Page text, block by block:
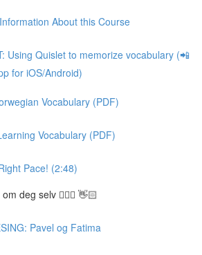
About this Course
Using Quislet to memorize vocabulary (📲
for iOS/Android)
Vocabulary (PDF)
Vocabulary (PDF)
Pace! (2:48)
deg selv 🙋🏽‍♀️ 👋🏻
Pavel og Fatima